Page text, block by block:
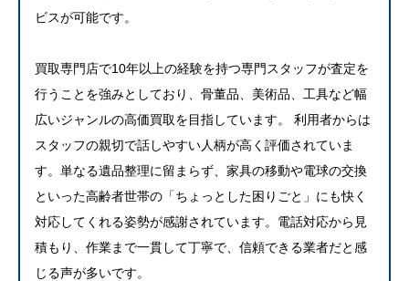
ビスが可能です。
買取専門店で10年以上の経験を持つ専門スタッフが査定を
行うことを強みとしており、骨董品、美術品、工具など幅
広いジャンルの高価買取を目指しています。 利用者からは
スタッフの親切で話しやすい人柄が高く評価されていま
す。単なる遺品整理に留まらず、家具の移動や電球の交換
といった高齢者世帯の「ちょっとした困りごと」にも快く
対応してくれる姿勢が感謝されています。電話対応から見
積もり、作業まで一貫して丁寧で、信頼できる業者だと感
じる声が多いです。